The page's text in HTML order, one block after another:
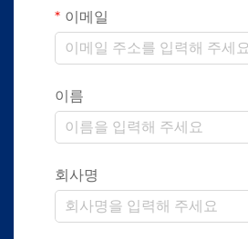
이메일
이름
회사명